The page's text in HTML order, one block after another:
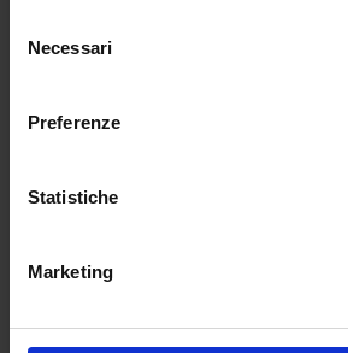
delNecessari
Preferenze
Statistiche
Marketing